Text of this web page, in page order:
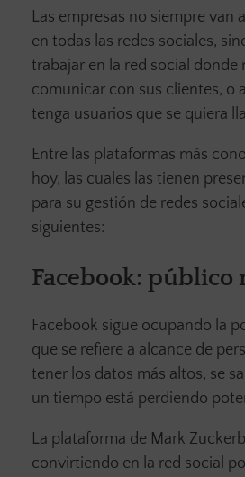
Las empresas no siempre van
en todas las redes sociales,
trabajar en la red social donde
comunicar con sus clientes, o
tenga usuarios que se quiera
Entre las plataformas más
hoy, las cuales las tienen
para su gestión de redes
siguientes:
Facebook: público
Facebook sigue ocupando la
que se refiere a alcance de
tener los datos más altos, se
un tiempo está perdiendo
La plataforma de Mark
convirtiendo en la red social